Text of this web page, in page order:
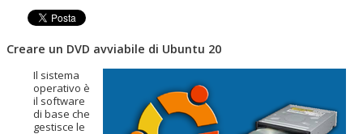
navigazione
Creare un DVD avviabile di Ubuntu 20
Il sistema
operativo è
il software
di base che
gestisce le